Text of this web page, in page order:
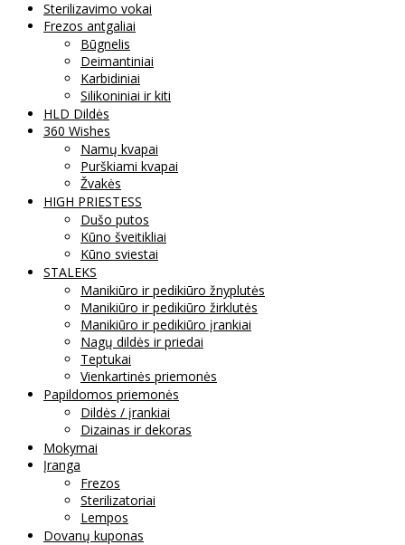
Sterilizavimo vokai
Frezos antgaliai
Būgnelis
Deimantiniai
Karbidiniai
Silikoniniai ir kiti
HLD Dildės
360 Wishes
Namų kvapai
Purškiami kvapai
Žvakės
HIGH PRIESTESS
Dušo putos
Kūno šveitikliai
Kūno sviestai
STALEKS
Manikiūro ir pedikiūro žnyplutės
Manikiūro ir pedikiūro žirklutės
Manikiūro ir pedikiūro įrankiai
Nagų dildės ir priedai
Teptukai
Vienkartinės priemonės
Papildomos priemonės
Dildės / įrankiai
Dizainas ir dekoras
Mokymai
Įranga
Frezos
Sterilizatoriai
Lempos
Dovanų kuponas